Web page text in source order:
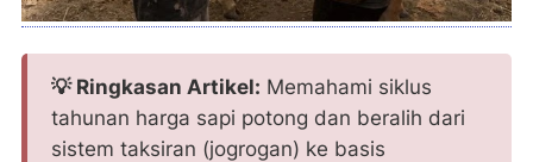
💡 Ringkasan Artikel: Memahami siklus
tahunan harga sapi potong dan beralih dari
sistem taksiran (jogrogan) ke basis